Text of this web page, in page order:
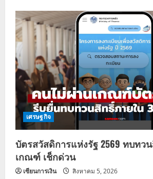
เศรษฐกิจ
บัตรสวัสดิการแห่งรัฐ 2569 ทบทว
เกณฑ์ เช็กด่วน
เซียนการเงิน สิงหาคม 5, 2026